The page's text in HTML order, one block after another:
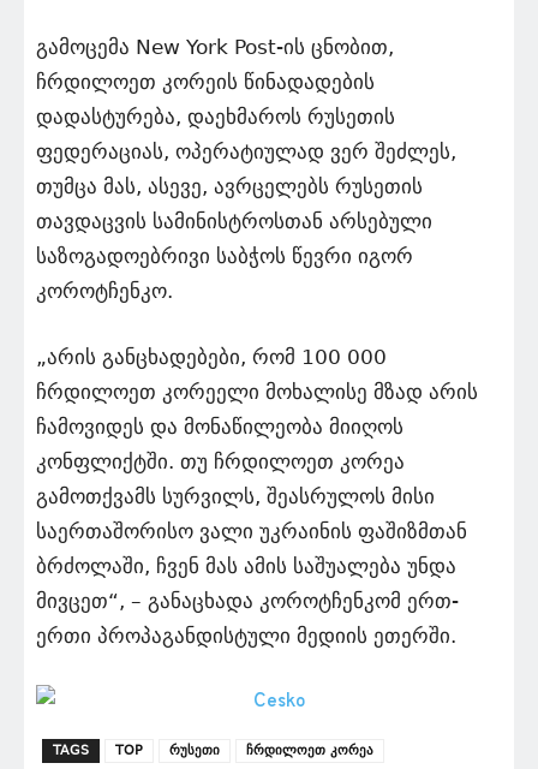
გამოცემა New York Post-ის ცნობით,
ჩრდილოეთ კორეის წინადადების
დადასტურება, დაეხმაროს რუსეთის
ფედერაციას, ოპერატიულად ვერ შეძლეს,
თუმცა მას, ასევე, ავრცელებს რუსეთის
თავდაცვის სამინისტროსთან არსებული
საზოგადოებრივი საბჭოს წევრი იგორ
კოროტჩენკო.
„არის განცხადებები, რომ 100 000
ჩრდილოეთ კორეელი მოხალისე მზად არის
ჩამოვიდეს და მონაწილეობა მიიღოს
კონფლიქტში. თუ ჩრდილოეთ კორეა
გამოთქვამს სურვილს, შეასრულოს მისი
საერთაშორისო ვალი უკრაინის ფაშიზმთან
ბრძოლაში, ჩვენ მას ამის საშუალება უნდა
მივცეთ“, – განაცხადა კოროტჩენკომ ერთ-
ერთი პროპაგანდისტული მედიის ეთერში.
TAGS TOP რუსეთი ჩრდილოეთ კორეა